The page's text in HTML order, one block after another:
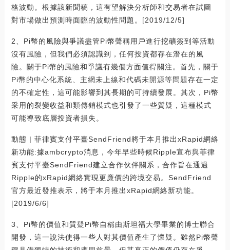
格波動。根據該新聞稿，這有望解決分析師和交易者在試圖
對市場做出預測時面臨的波動性問題。[2019/12/5]
2、Pi幣的風險與爭議盡管Pi幣聲稱用戶進行挖礦簽到等活動
沒有風險，但我們必須認識到，任何投資都存在潛在的風
險。關于Pi幣的風險和爭議有幾個方面值得關注。首先，關于
Pi幣的中心化系統、主網未上線和代碼未開源等問題存在一定
的不確定性，這可能影響到其長期的可持續發展。其次，Pi幣
采用的裂變收益和類傳銷模式也引發了一些質疑，這種模式
可能導致底層投資者損失。
動態 | 菲律賓支付平臺SendFriend將于本月推出xRapid網絡
新功能:據ambcrypto消息，今年早些時候Ripple宣布與菲律
賓支付平臺SendFriend建立合作伙伴關系，合作旨在通過
Ripple的xRapid網絡實現更廉價的跨境交易。SendFriend
官方最近發推表示，將于本月推出xRapid網絡新功能。
[2019/6/6]
3、Pi幣的價值和質疑Pi幣自稱由斯坦福大學畢業的博士聯合
開發，這一說法使得一些人對其價值產生了懷疑。雖然Pi幣聲